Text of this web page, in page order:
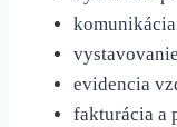
evidencia
fakturácia a